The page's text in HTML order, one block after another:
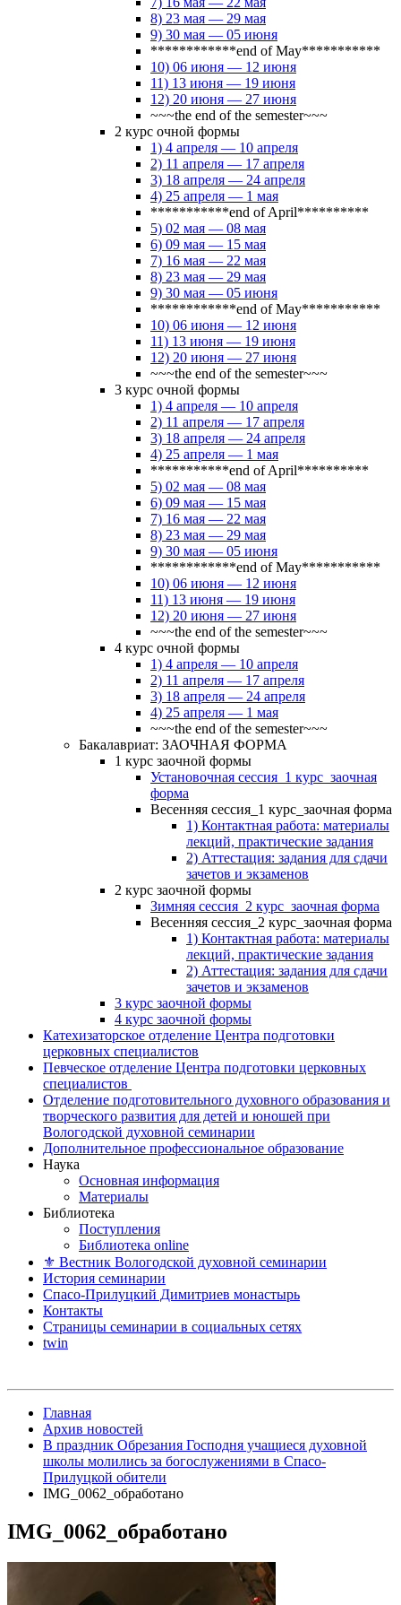
8) 23 мая — 29 мая
9) 30 мая — 05 июня
************end of May***********
10) 06 июня — 12 июня
11) 13 июня — 19 июня
12) 20 июня — 27 июня
~~~the end of the semester~~~
2 курс очной формы
1) 4 апреля — 10 апреля
2) 11 апреля — 17 апреля
3) 18 апреля — 24 апреля
4) 25 апреля — 1 мая
***********end of April**********
5) 02 мая — 08 мая
6) 09 мая — 15 мая
7) 16 мая — 22 мая
8) 23 мая — 29 мая
9) 30 мая — 05 июня
************end of May***********
10) 06 июня — 12 июня
11) 13 июня — 19 июня
12) 20 июня — 27 июня
~~~the end of the semester~~~
3 курс очной формы
1) 4 апреля — 10 апреля
2) 11 апреля — 17 апреля
3) 18 апреля — 24 апреля
4) 25 апреля — 1 мая
***********end of April**********
5) 02 мая — 08 мая
6) 09 мая — 15 мая
7) 16 мая — 22 мая
8) 23 мая — 29 мая
9) 30 мая — 05 июня
************end of May***********
10) 06 июня — 12 июня
11) 13 июня — 19 июня
12) 20 июня — 27 июня
~~~the end of the semester~~~
4 курс очной формы
1) 4 апреля — 10 апреля
2) 11 апреля — 17 апреля
3) 18 апреля — 24 апреля
4) 25 апреля — 1 мая
~~~the end of the semester~~~
Бакалавриат: ЗАОЧНАЯ ФОРМА
1 курс заочной формы
Установочная сессия_1 курс_заочная
форма
Весенняя сессия_1 курс_заочная форма
1) Контактная работа: материалы
лекций, практические задания
2) Аттестация: задания для сдачи
зачетов и экзаменов
2 курс заочной формы
Зимняя сессия_2 курс_заочная форма
Весенняя сессия_2 курс_заочная форма
1) Контактная работа: материалы
лекций, практические задания
2) Аттестация: задания для сдачи
зачетов и экзаменов
3 курс заочной формы
4 курс заочной формы
Катехизаторское отделение Центра подготовки
церковных специалистов
Певческое отделение Центра подготовки церковных
специалистов
Отделение подготовительного духовного образования и
творческого развития для детей и юношей при
Вологодской духовной семинарии
Дополнительное профессиональное образование
Наука
Основная информация
Материалы
Библиотека
Поступления
Библиотека online
⚜ Вестник Вологодской духовной семинарии
История семинарии
Спасо-Прилуцкий Димитриев монастырь
Контакты
Страницы семинарии в социальных сетях
twin
Главная
Архив новостей
В праздник Обрезания Господня учащиеся духовной
школы молились за богослужениями в Спасо-
Прилуцкой обители
IMG_0062_обработано
IMG_0062_обработано